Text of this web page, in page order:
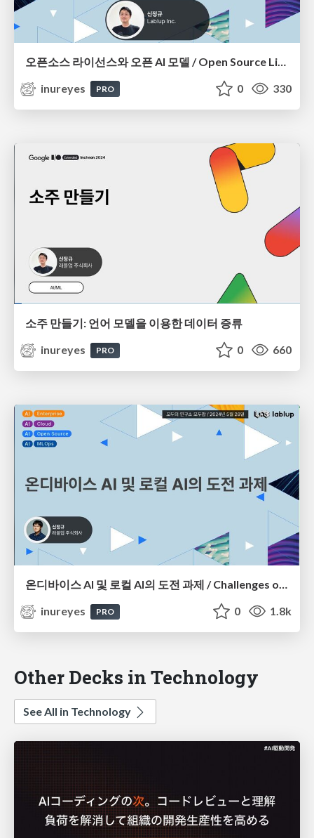
inureyes
PRO 0 330
소주 만들기: 언어 모델을 이용한 데이터 증류
inureyes
PRO 0 660
온디바이스 AI 및 로컬 AI의 도전 과제 / Challenges of On-Device AI and Local AI
inureyes
PRO 0 1.8k
Other Decks in Technology
See All in Technology